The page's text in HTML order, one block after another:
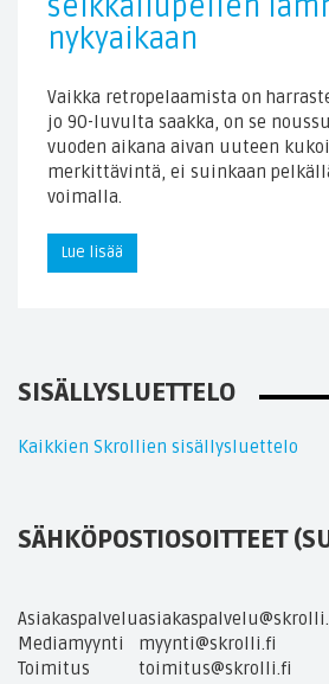
nykyaikaan
Vaikka retropelaamista on
jo 90-luvulta saakka, on se
vuoden aikana aivan uuteen
merkittävintä, ei suinkaan
voimalla.
Lue lisää
SISÄLLYSLUETTELO
Kaikkien Skrollien sisällysluettelo
SÄHKÖPOSTIOSOITTEET
Asiakaspalvelu
Mediamyynti
myynti@skrolli.fi
Toimitus
toimitus@skrolli.fi